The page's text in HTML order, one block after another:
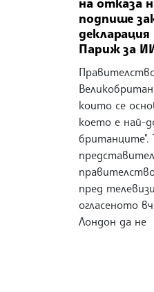
подпише
Париж за
които се
което е най-
британците".
пред
огласеното
Лондон да не